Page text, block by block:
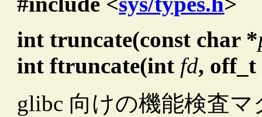
int truncate(const char *
int ftruncate(int fd, off_t
glibc 向けの機能検査